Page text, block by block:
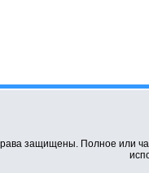
защищены. Полное или